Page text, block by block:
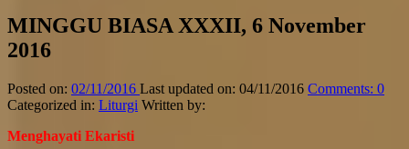
MINGGU BIASA XXXII, 6 November
2016
Posted on: 02/11/2016 Last updated on: 04/11/2016 Comments: 0
Categorized in: Liturgi Written by:
Menghayati Ekaristi